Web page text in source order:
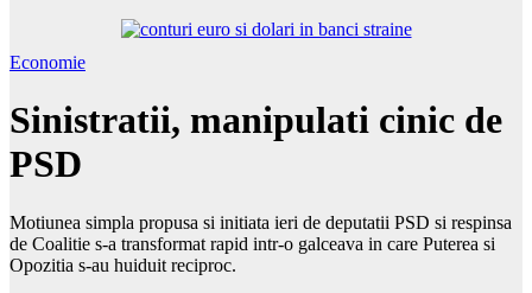
Economie
Sinistratii, manipulati cinic de
PSD
Motiunea simpla propusa si initiata ieri de deputatii PSD si respinsa
de Coalitie s-a transformat rapid intr-o galceava in care Puterea si
Opozitia s-au huiduit reciproc.